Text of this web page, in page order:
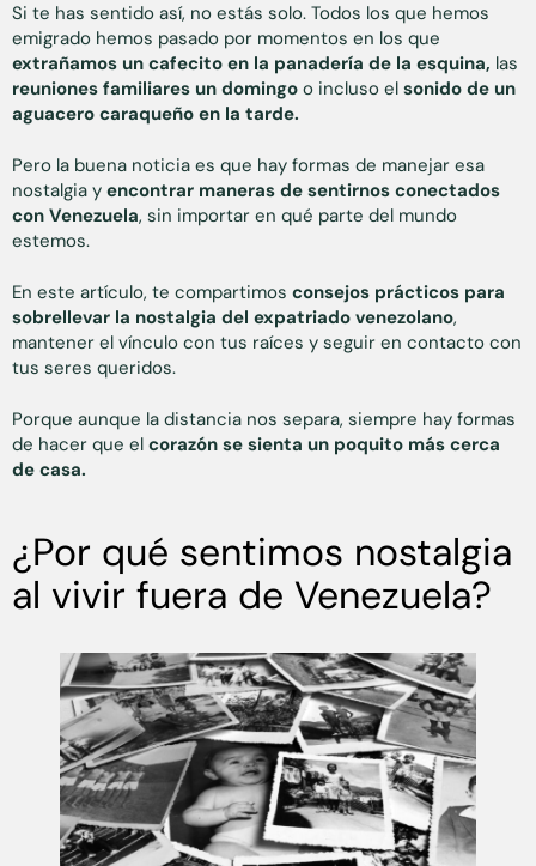
Si te has sentido así, no estás solo. Todos los que hemos
emigrado hemos pasado por momentos en los que
extrañamos un cafecito en la panadería de la esquina, las
reuniones familiares un domingo o incluso el sonido de un
aguacero caraqueño en la tarde.
Pero la buena noticia es que hay formas de manejar esa
nostalgia y encontrar maneras de sentirnos conectados
con Venezuela, sin importar en qué parte del mundo
estemos.
En este artículo, te compartimos consejos prácticos para
sobrellevar la nostalgia del expatriado venezolano,
mantener el vínculo con tus raíces y seguir en contacto con
tus seres queridos.
Porque aunque la distancia nos separa, siempre hay formas
de hacer que el corazón se sienta un poquito más cerca
de casa.
¿Por qué sentimos nostalgia
al vivir fuera de Venezuela?